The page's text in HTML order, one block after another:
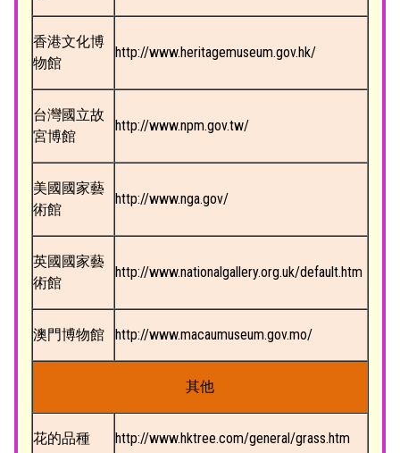
香港文化博
物館
http://www.heritagemuseum.gov.hk/
台灣國立故
宮博館
http://www.npm.gov.tw/
美國國家藝
術館
http://www.nga.gov/
英國國家藝
術館
http://www.nationalgallery.org.uk/default.htm
澳門博物館 http://www.macaumuseum.gov.mo/
其他
花的品種 http://www.hktree.com/general/grass.htm